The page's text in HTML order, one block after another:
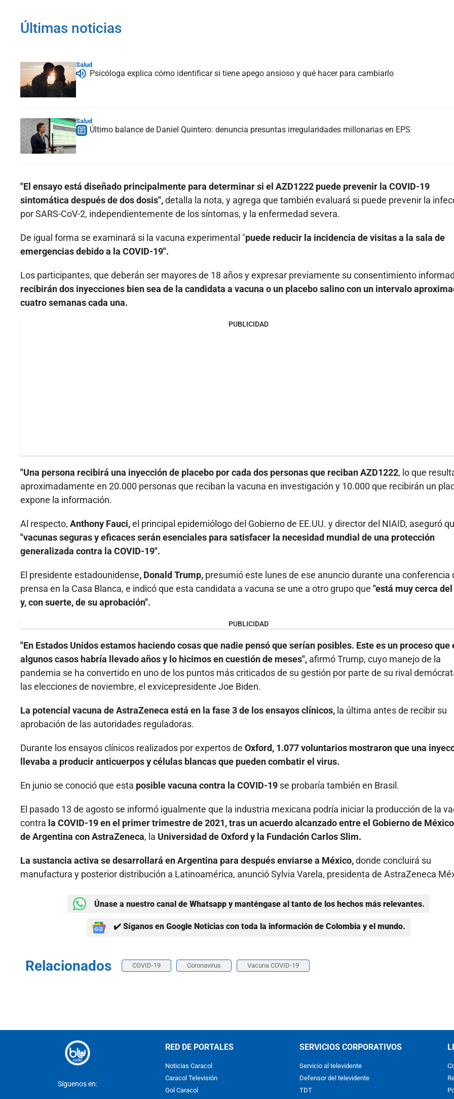
Últimas noticias
Salud
Psicóloga explica cómo identificar si tiene apego ansioso y qué hacer para cambiarlo
Salud
Último balance de Daniel Quintero: denuncia presuntas irregularidades millonarias en EPS
"El ensayo está diseñado principalmente para determinar si el AZD1222 puede prevenir la COVID-19
sintomática después de dos dosis",detalla la nota, y agrega que también evaluará si puede prevenir la
por SARS-CoV-2, independientemente de los síntomas, y la enfermedad severa.
De igual forma se examinará si la vacuna experimental "puede reducir la incidencia de visitas a la sala de
emergencias debido a la COVID-19".
Los participantes, que deberán ser mayores de 18 años y expresar previamente su consentimiento
recibirán dos inyecciones bien sea de la candidata a vacuna o un placebo salino con un intervalo
cuatro semanas cada una.
PUBLICIDAD
"Una persona recibirá una inyección de placebo por cada dos personas que reciban AZD1222, lo que
aproximadamente en 20.000 personas que reciban la vacuna en investigación y 10.000 que recibirán un
expone la información.
Al respecto, Anthony Fauci,el principal epidemiólogo del Gobierno de EE.UU. y director del NIAID, aseguró
"vacunas seguras y eficaces serán esenciales para satisfacer la necesidad mundial de una protección
generalizada contra la COVID-19".
El presidente estadounidense, Donald Trump, presumió este lunes de ese anuncio durante una conferencia
prensa en la Casa Blanca, e indicó que esta candidata a vacuna se une a otro grupo que "está muy cerca del
y, con suerte, de su aprobación".
PUBLICIDAD
"En Estados Unidos estamos haciendo cosas que nadie pensó que serían posibles. Este es un proceso que
algunos casos habría llevado años y lo hicimos en cuestión de meses", afirmó Trump, cuyo manejo de la
pandemia se ha convertido en uno de los puntos más criticados de su gestión por parte de su rival
las elecciones de noviembre, el exvicepresidente Joe Biden.
La potencial vacuna de AstraZeneca está en la fase 3 de los ensayos clínicos, la última antes de recibir su
aprobación de las autoridades reguladoras.
Durante los ensayos clínicos realizados por expertos de Oxford, 1.077 voluntarios mostraron que una
llevaba a producir anticuerpos y células blancas que pueden combatir el virus.
En junio se conoció que esta posible vacuna contra la COVID-19 se probaría también en Brasil.
El pasado 13 de agosto se informó igualmente que la industria mexicana podría iniciar la producción de la
contra la COVID-19 en el primer trimestre de 2021, tras un acuerdo alcanzado entre el Gobierno de México
de Argentina con AstraZeneca, la Universidad de Oxford y la Fundación Carlos Slim.
La sustancia activa se desarrollará en Argentina para después enviarse a México,donde concluirá su
manufactura y posterior distribución a Latinoamérica, anunció Sylvia Varela, presidenta de AstraZeneca
Únase a nuestro canal de Whatsapp y manténgase al tanto de los hechos más relevantes.
✔️ Síganos en Google Noticias con toda la información de Colombia y el mundo.
Relacionados COVID-19 Coronavirus Vacuna COVID-19
Síguenos en:
RED DE PORTALES
Noticias Caracol
Caracol Televisión
Gol Caracol
SERVICIOS CORPORATIVOS
Servicio al televidente
Defensor del televidente
TDT